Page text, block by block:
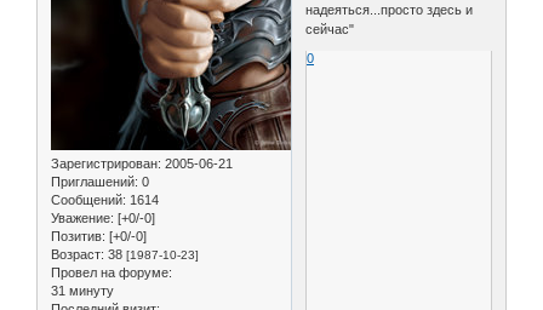
Зарегистрирован: 2005-06-21
Приглашений: 0
Сообщений: 1614
Уважение: [+0/-0]
Позитив: [+0/-0]
Возраст: 38 [1987-10-23]
Провел на форуме:
31 минуту
надеяться...просто здесь и
сейчас"
0